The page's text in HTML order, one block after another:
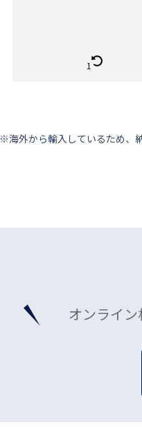
※海外から輸⼊しているため、
オンライ